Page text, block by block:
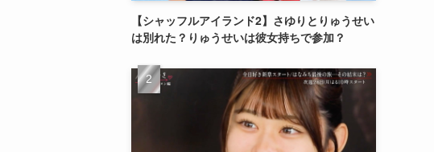
【シャッフルアイランド2】さゆりとりゅうせい
は別れた？りゅうせいは彼女持ちで参加？